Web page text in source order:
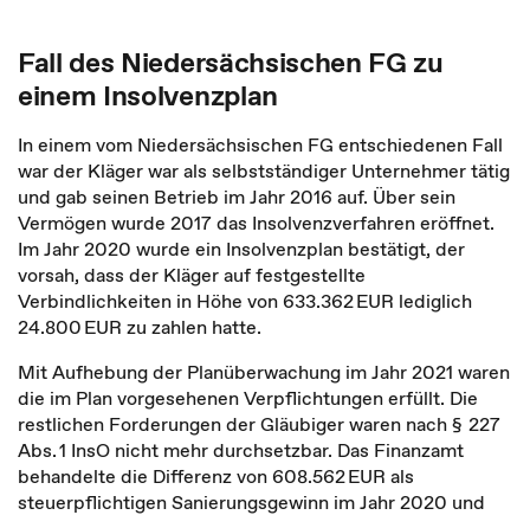
Fall des Niedersächsischen FG zu
einem Insolvenzplan
In einem vom Niedersächsischen FG entschiedenen Fall
war der Kläger war als selbstständiger Unternehmer tätig
und gab seinen Betrieb im Jahr 2016 auf. Über sein
Vermögen wurde 2017 das Insolvenzverfahren eröffnet.
Im Jahr 2020 wurde ein Insolvenzplan bestätigt, der
vorsah, dass der Kläger auf festgestellte
Verbindlichkeiten in Höhe von 633.362 EUR lediglich
24.800 EUR zu zahlen hatte.
Mit Aufhebung der Planüberwachung im Jahr 2021 waren
die im Plan vorgesehenen Verpflichtungen erfüllt. Die
restlichen Forderungen der Gläubiger waren nach § 227
Abs. 1 InsO nicht mehr durchsetzbar. Das Finanzamt
behandelte die Differenz von 608.562 EUR als
steuerpflichtigen Sanierungsgewinn im Jahr 2020 und